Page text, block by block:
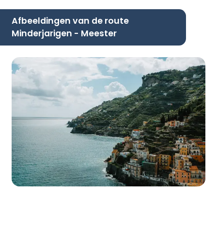
Afbeeldingen van de route
Minderjarigen - Meester